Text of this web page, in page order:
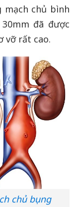
chủ bình
đã được
vỡ rất cao.
chủ bụng